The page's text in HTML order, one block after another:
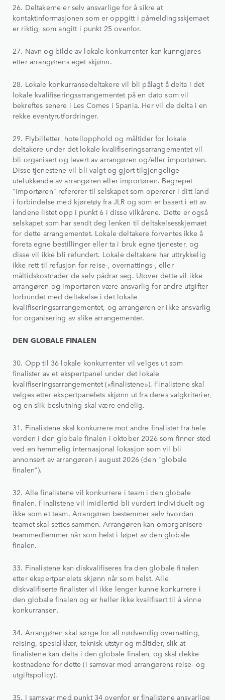
26. Deltakerne er selv ansvarlige for å sikre at
kontaktinformasjonen som er oppgitt i påmeldingsskjemaet
er riktig, som angitt i punkt 25 ovenfor.
27. Navn og bilde av lokale konkurrenter kan kunngjøres
etter arrangørens eget skjønn.
28. Lokale konkurransedeltakere vil bli pålagt å delta i det
lokale kvalifiseringsarrangementet på en dato som vil
bekreftes senere i Les Comes i Spania. Her vil de delta i en
rekke eventyrutfordringer.
29. Flybilletter, hotellopphold og måltider for lokale
deltakere under det lokale kvalifiseringsarrangementet vil
bli organisert og levert av arrangøren og/eller importøren.
Disse tjenestene vil bli valgt og gjort tilgjengelige
utelukkende av arrangøren eller importøren. Begrepet
"importøren" refererer til selskapet som opererer i ditt land
i forbindelse med kjøretøy fra JLR og som er basert i ett av
landene listet opp i punkt 6 i disse vilkårene. Dette er også
selskapet som har sendt deg lenken til deltakelsesskjemaet
for dette arrangementet. Lokale deltakere forventes ikke å
foreta egne bestillinger eller ta i bruk egne tjenester, og
disse vil ikke bli refundert. Lokale deltakere har uttrykkelig
ikke rett til refusjon for reise-, overnattings-, eller
måltidskostnader de selv pådrar seg. Utover dette vil ikke
arrangøren og importøren være ansvarlig for andre utgifter
forbundet med deltakelse i det lokale
kvalifiseringsarrangementet, og arrangøren er ikke ansvarlig
for organisering av slike arrangementer.
DEN GLOBALE FINALEN
30. Opp til 36 lokale konkurrenter vil velges ut som
finalister av et ekspertpanel under det lokale
kvalifiseringsarrangementet («finalistene»). Finalistene skal
velges etter ekspertpanelets skjønn ut fra deres valgkriterier,
og en slik beslutning skal være endelig.
31. Finalistene skal konkurrere mot andre finalister fra hele
verden i den globale finalen i oktober 2026 som finner sted
ved en hemmelig internasjonal lokasjon som vil bli
annonsert av arrangøren i august 2026 (den "globale
finalen").
32. Alle finalistene vil konkurrere i team i den globale
finalen. Finalistene vil imidlertid bli vurdert individuelt og
ikke som et team. Arrangøren bestemmer selv hvordan
teamet skal settes sammen. Arrangøren kan omorganisere
teammedlemmer når som helst i løpet av den globale
finalen.
33. Finalistene kan diskvalifiseres fra den globale finalen
etter ekspertpanelets skjønn når som helst. Alle
diskvalifiserte finalister vil ikke lenger kunne konkurrere i
den globale finalen og er heller ikke kvalifisert til å vinne
konkurransen.
34. Arrangøren skal sørge for all nødvendig overnatting,
reising, spesialklær, teknisk utstyr og måltider, slik at
finalistene kan delta i den globale finalen, og skal dekke
kostnadene for dette (i samsvar med arrangørens reise- og
utgiftspolicy).
35. I samsvar med punkt 34 ovenfor er finalistene ansvarlige